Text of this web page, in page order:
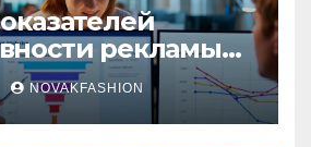
рекламы
точек
NOVAKFASHION